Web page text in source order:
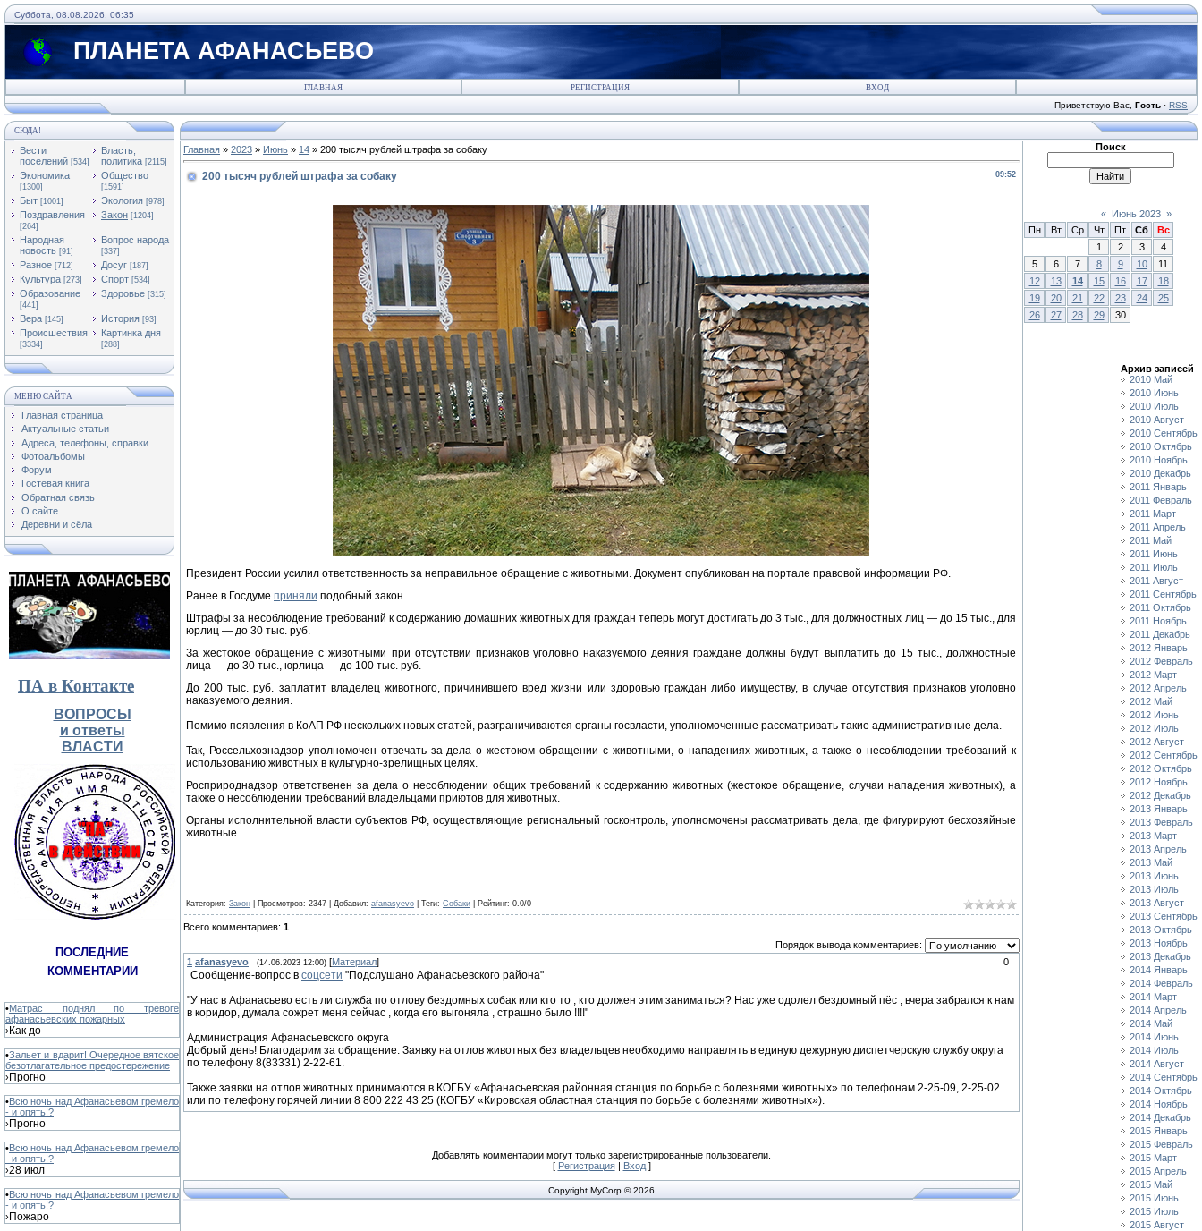
Суббота, 08.08.2026, 06:35
ПЛАНЕТА АФАНАСЬЕВО
ГЛАВНАЯ РЕГИСТРАЦИЯ ВХОД
Приветствую Вас Гость · RSS
СЮДА!
Вести
поселений [534]
Власть,
политика [2115]
Экономика
[1300]
Общество
[1591]
Быт [1001] Экология [978]
Поздравления
[264]
Закон [1204]
Народная
новость [91]
Вопрос народа
[337]
Разное [712] Досуг [187]
Культура [273] Спорт [534]
Образование
[441]
Здоровье [315]
Вера [145] История [93]
Происшествия
[3334]
Картинка дня
[288]
МЕНЮ САЙТА
Главная страница
Актуальные статьи
Адреса, телефоны, справки
Фотоальбомы
Форум
Гостевая книга
Обратная связь
О сайте
Деревни и сёла
ПА в Контакте
ВОПРОСЫ
и ответы
ВЛАСТИ
ПОСЛЕДНИЕ
КОММЕНТАРИИ
•Матрас поднял по тревоге
афанасьевских пожарных
›Как до
•Зальет и вдарит! Очередное вятское
безотлагательное предостережение
›Прогно
•Всю ночь над Афанасьевом гремело
- и опять!?
›Прогно
•Всю ночь над Афанасьевом гремело
- и опять!?
›28 июл
•Всю ночь над Афанасьевом гремело
- и опять!?
›Пожаро
Главная » 2023 » Июнь » 14 » 200 тысяч рублей штрафа за собаку
09:52
200 тысяч рублей штрафа за собаку
Президент России усилил ответственность за неправильное обращение с животными. Документ опубликован на портале правовой информации РФ.
Ранее в Госдуме приняли подобный закон.
Штрафы за несоблюдение требований к содержанию домашних животных для граждан теперь могут достигать до 3 тыс., для должностных лиц — до 15 тыс., для
юрлиц — до 30 тыс. руб.
За жестокое обращение с животными при отсутствии признаков уголовно наказуемого деяния граждане должны будут выплатить до 15 тыс., должностные
лица — до 30 тыс., юрлица — до 100 тыс. руб.
До 200 тыс. руб. заплатит владелец животного, причинившего вред жизни или здоровью граждан либо имуществу, в случае отсутствия признаков уголовно
наказуемого деяния.
Помимо появления в КоАП РФ нескольких новых статей, разграничиваются органы госвласти, уполномоченные рассматривать такие административные дела.
Так, Россельхознадзор уполномочен отвечать за дела о жестоком обращении с животными, о нападениях животных, а также о несоблюдении требований к
использованию животных в культурно-зрелищных целях.
Росприроднадзор ответственен за дела о несоблюдении общих требований к содержанию животных (жестокое обращение, случаи нападения животных), а
также о несоблюдении требований владельцами приютов для животных.
Органы исполнительной власти субъектов РФ, осуществляющие региональный госконтроль, уполномочены рассматривать дела, где фигурируют бесхозяйные
животные.
Категория: Закон Просмотров: 2347 | Добавил: afanasyevo Теги: Собаки Рейтинг: 0.0/0
Всего комментариев: 1
Порядок вывода комментариев:
0
1 afanasyevo (14.06.2023 12:00) [Материал]
Сообщение-вопрос в соцсети "Подслушано Афанасьевского района"
"У нас в Афанасьево есть ли служба по отлову бездомных собак или кто то , кто должен этим заниматься? Нас уже одолел бездомный пёс , вчера забрался к нам
в коридор, думала сожрет меня сейчас , когда его выгоняла , страшно было !!!!"
Администрация Афанасьевского округа
Добрый день! Благодарим за обращение. Заявку на отлов животных без владельцев необходимо направлять в единую дежурную диспетчерскую службу округа
по телефону 8(83331) 2-22-61.
Также заявки на отлов животных принимаются в КОГБУ «Афанасьевская районная станция по борьбе с болезнями животных» по телефонам 2-25-09, 2-25-02
или по телефону горячей линии 8 800 222 43 25 (КОГБУ «Кировская областная станция по борьбе с болезнями животных»).
Добавлять комментарии могут только зарегистрированные пользователи.
[ Регистрация| Вход]
Copyright MyCorp © 2026
Поиск
« Июнь 2023 »
Пн
Вт Ср Чт Пт Сб
Вс
1
2 3
4
5
6 7 8 9 10
11
12
13 14 15 16 17
18
19
20 21 22 23 24
25
26
27 28 29 30
Архив записей
2010 Май
2010 Июнь
2010 Июль
2010 Август
2010 Сентябрь
2010 Октябрь
2010 Ноябрь
2010 Декабрь
2011 Январь
2011 Февраль
2011 Март
2011 Апрель
2011 Май
2011 Июнь
2011 Июль
2011 Август
2011 Сентябрь
2011 Октябрь
2011 Ноябрь
2011 Декабрь
2012 Январь
2012 Февраль
2012 Март
2012 Апрель
2012 Май
2012 Июнь
2012 Июль
2012 Август
2012 Сентябрь
2012 Октябрь
2012 Ноябрь
2012 Декабрь
2013 Январь
2013 Февраль
2013 Март
2013 Апрель
2013 Май
2013 Июнь
2013 Июль
2013 Август
2013 Сентябрь
2013 Октябрь
2013 Ноябрь
2013 Декабрь
2014 Январь
2014 Февраль
2014 Март
2014 Апрель
2014 Май
2014 Июнь
2014 Июль
2014 Август
2014 Сентябрь
2014 Октябрь
2014 Ноябрь
2014 Декабрь
2015 Январь
2015 Февраль
2015 Март
2015 Апрель
2015 Май
2015 Июнь
2015 Июль
2015 Август